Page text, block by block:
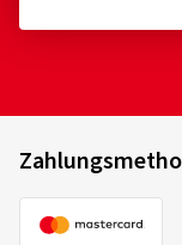
Björn F.,
Farbe:
Fahrzeugtyp: